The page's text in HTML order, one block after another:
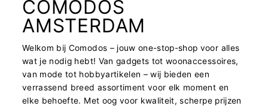
COMODOS
AMSTERDAM
Welkom bij Comodos – jouw one-stop-shop voor alles
wat je nodig hebt! Van gadgets tot woonaccessoires,
van mode tot hobbyartikelen – wij bieden een
verrassend breed assortiment voor elk moment en
elke behoefte. Met oog voor kwaliteit, scherpe prijzen